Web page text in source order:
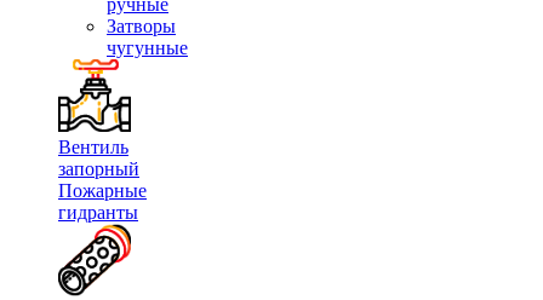
ручные
Затворы
чугунные
Вентиль
запорный
Пожарные
гидранты